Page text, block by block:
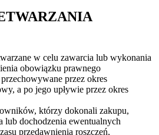
w celu zawarcia lub wykonania
obowiązku prawnego
przez okres
a po jego upływie przez okres
którzy dokonali zakupu,
lub dochodzenia ewentualnych
przedawnienia roszczeń,